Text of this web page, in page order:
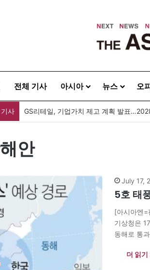
전체 기사 아시아 뉴스 오
사 GS리테일, 기업가치 제고 계획 발표
안
July 17,
5호 태
[아시아엔=
기상청은
동해로 통
더 읽기